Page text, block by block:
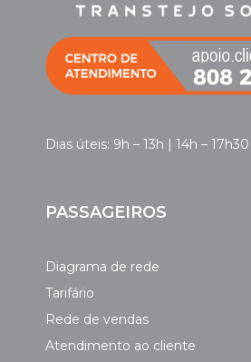
Dias úteis: 9h – 13h | 14h – 17h30
PASSAGEIROS
Diagrama de rede
Tarifário
Rede de vendas
Atendimento ao cliente